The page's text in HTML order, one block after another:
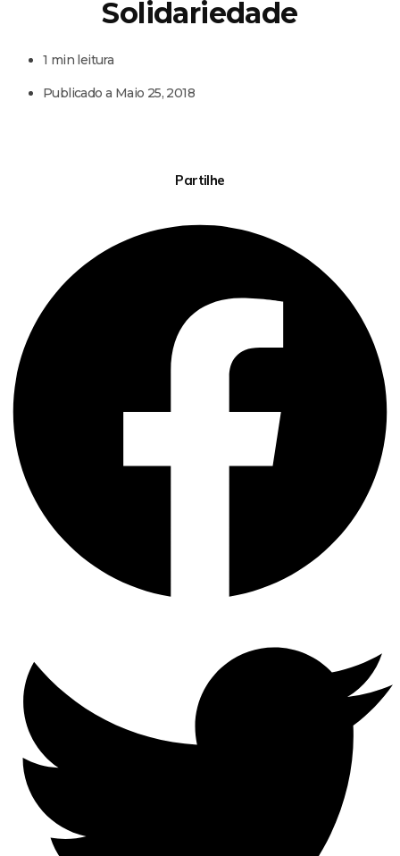
Solidariedade
1 min leitura
Publicado a Maio 25, 2018
Partilhe